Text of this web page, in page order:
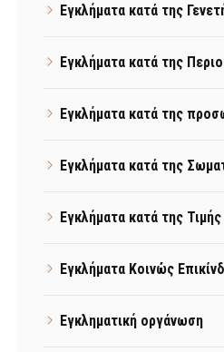
Εγκλήματα κατά της
Εγκλήματα κατά της
Εγκλήματα κατά της
Εγκλήματα κατά της
Εγκλήματα κατά της Τιμής
Εγκλήματα Κοινώς
Εγκληματική οργάνωση